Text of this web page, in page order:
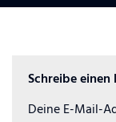
Schreibe
Deine E-Mail-